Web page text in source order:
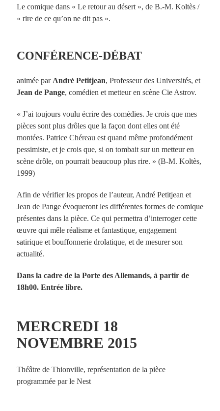
Le comique dans « Le retour au désert », de B.-M. Koltès /
« rire de ce qu’on ne dit pas ».
CONFÉRENCE-DÉBAT
animée par André Petitjean, Professeur des Universités, et
Jean de Pange, comédien et metteur en scène Cie Astrov.
« J’ai toujours voulu écrire des comédies. Je crois que mes
pièces sont plus drôles que la façon dont elles ont été
montées. Patrice Chéreau est quand même profondément
pessimiste, et je crois que, si on tombait sur un metteur en
scène drôle, on pourrait beaucoup plus rire. » (B-M. Koltès,
1999)
Afin de vérifier les propos de l’auteur, André Petitjean et
Jean de Pange évoqueront les différentes formes de comique
présentes dans la pièce. Ce qui permettra d’interroger cette
œuvre qui mêle réalisme et fantastique, engagement
satirique et bouffonnerie drolatique, et de mesurer son
actualité.
Dans la cadre de la Porte des Allemands, à partir de
18h00. Entrée libre.
MERCREDI 18
NOVEMBRE 2015
Théâtre de Thionville, représentation de la pièce
programmée par le Nest